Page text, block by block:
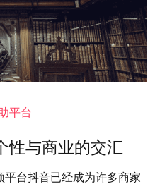
平台
性与商业的交汇
台抖音已经成为许多商家